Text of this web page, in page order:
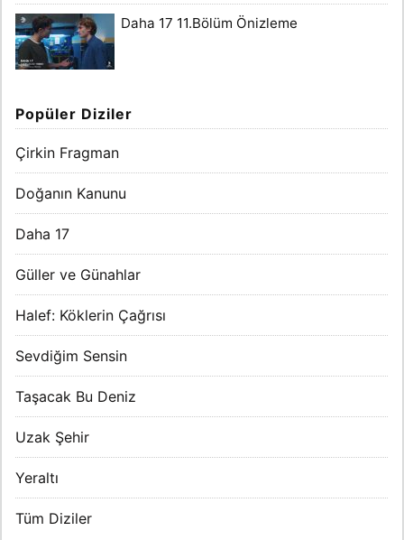
Daha 17 11.Bölüm Önizleme
Popüler Diziler
Çirkin Fragman
Doğanın Kanunu
Daha 17
Güller ve Günahlar
Halef: Köklerin Çağrısı
Sevdiğim Sensin
Taşacak Bu Deniz
Uzak Şehir
Yeraltı
Tüm Diziler